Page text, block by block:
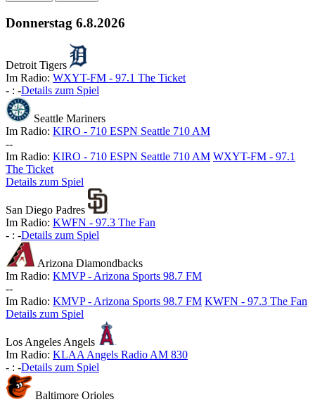
Donnerstag 6.8.2026
Detroit Tigers
Im Radio: WXYT-FM - 97.1 The Ticket
- : -Details zum Spiel
Seattle Mariners
Im Radio: KIRO - 710 ESPN Seattle 710 AM
--
Im Radio: KIRO - 710 ESPN Seattle 710 AM WXYT-FM - 97.1
The Ticket
Details zum Spiel
San Diego Padres
Im Radio: KWFN - 97.3 The Fan
- : -Details zum Spiel
Arizona Diamondbacks
Im Radio: KMVP - Arizona Sports 98.7 FM
--
Im Radio: KMVP - Arizona Sports 98.7 FM KWFN - 97.3 The Fan
Details zum Spiel
Los Angeles Angels
Im Radio: KLAA Angels Radio AM 830
- : -Details zum Spiel
Baltimore Orioles